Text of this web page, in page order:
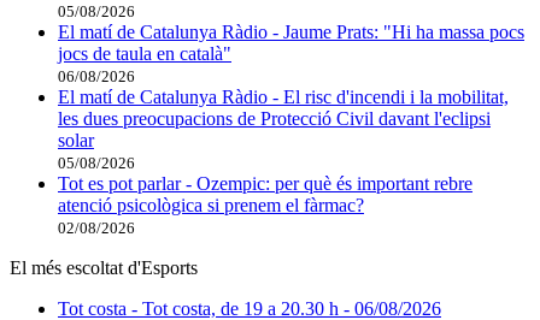
05/08/2026
El matí de Catalunya Ràdio - Jaume Prats: "Hi ha massa pocs
jocs de taula en català"
06/08/2026
El matí de Catalunya Ràdio - El risc d'incendi i la mobilitat,
les dues preocupacions de Protecció Civil davant l'eclipsi
solar
05/08/2026
Tot es pot parlar - Ozempic: per què és important rebre
atenció psicològica si prenem el fàrmac?
02/08/2026
El més escoltat d'Esports
Tot costa - Tot costa, de 19 a 20.30 h - 06/08/2026